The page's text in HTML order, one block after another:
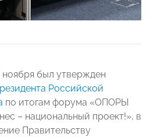
ноября был утвержден
Российской
по итогам форума «ОПОРЫ
– национальный проект!», в
Правительству